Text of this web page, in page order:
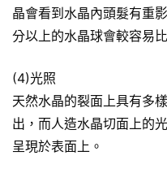
晶會看到水晶內頭髮有重
分以上的水晶球會較容易
(4)光照
天然水晶的裂面上具有多
出，而人造水晶切面上的
呈現於表面上。